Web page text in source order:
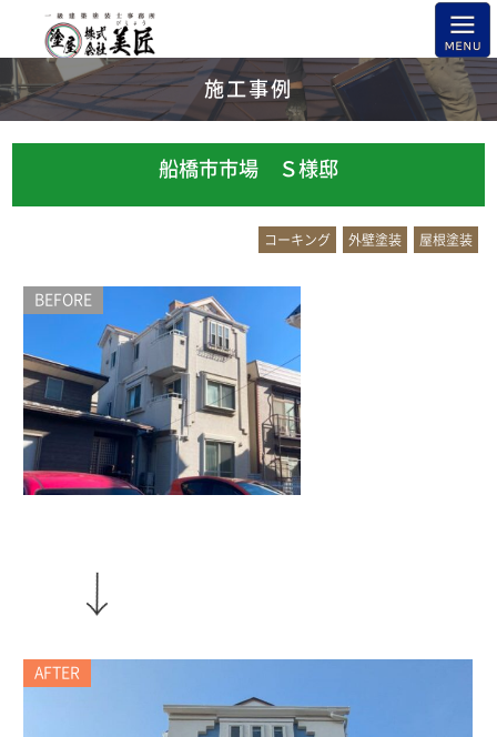
施工事例
船橋市市場 Ｓ様邸
コーキング 外壁塗装 屋根塗装
BEFORE
AFTER